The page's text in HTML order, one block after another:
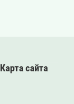
Карта сайта